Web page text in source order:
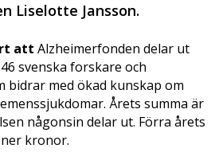
Liselotte Jansson.
att Alzheimerfonden delar ut
svenska forskare och
med ökad kunskap om
Årets summa är
någonsin delar ut. Förra årets
kronor.